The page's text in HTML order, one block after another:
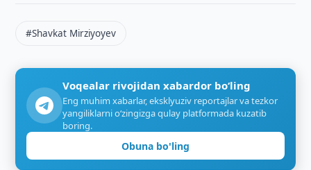
#Shavkat Mirziyoyev
Voqealar rivojidan xabardor bo‘ling
Eng muhim xabarlar, eksklyuziv reportajlar va tezkor
yangiliklarni o‘zingizga qulay platformada kuzatib
boring.
Obuna bo'ling